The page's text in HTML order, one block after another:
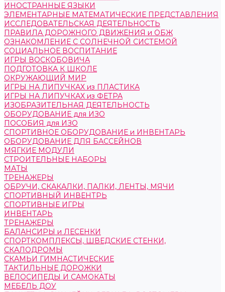
ИНОСТРАННЫЕ ЯЗЫКИ
ЭЛЕМЕНТАРНЫЕ МАТЕМАТИЧЕСКИЕ ПРЕДСТАВЛЕНИЯ
ИССЛЕДОВАТЕЛЬСКАЯ ДЕЯТЕЛЬНОСТЬ
ПРАВИЛА ДОРОЖНОГО ДВИЖЕНИЯ и ОБЖ
ОЗНАКОМЛЕНИЕ С СОЛНЕЧНОЙ СИСТЕМОЙ
СОЦИАЛЬНОЕ ВОСПИТАНИЕ
ИГРЫ ВОСКОБОВИЧА
ПОДГОТОВКА К ШКОЛЕ
ОКРУЖАЮЩИЙ МИР
ИГРЫ НА ЛИПУЧКАХ из ПЛАСТИКА
ИГРЫ НА ЛИПУЧКАХ из ФЕТРА
ИЗОБРАЗИТЕЛЬНАЯ ДЕЯТЕЛЬНОСТЬ
ОБОРУДОВАНИЕ для ИЗО
ПОСОБИЯ для ИЗО
СПОРТИВНОЕ ОБОРУДОВАНИЕ и ИНВЕНТАРЬ
ОБОРУДОВАНИЕ ДЛЯ БАССЕЙНОВ
МЯГКИЕ МОДУЛИ
СТРОИТЕЛЬНЫЕ НАБОРЫ
МАТЫ
ТРЕНАЖЕРЫ
ОБРУЧИ, СКАКАЛКИ, ПАЛКИ, ЛЕНТЫ, МЯЧИ
СПОРТИВНЫЙ ИНВЕНТРЬ
СПОРТИВНЫЕ ИГРЫ
ИНВЕНТАРЬ
ТРЕНАЖЕРЫ
БАЛАНСИРЫ и ЛЕСЕНКИ
СПОРТКОМПЛЕКСЫ, ШВЕДСКИЕ СТЕНКИ,
СКАЛОДРОМЫ
СКАМЬИ ГИМНАСТИЧЕСКИЕ
ТАКТИЛЬНЫЕ ДОРОЖКИ
ВЕЛОСИПЕДЫ И САМОКАТЫ
МЕБЕЛЬ ДОУ